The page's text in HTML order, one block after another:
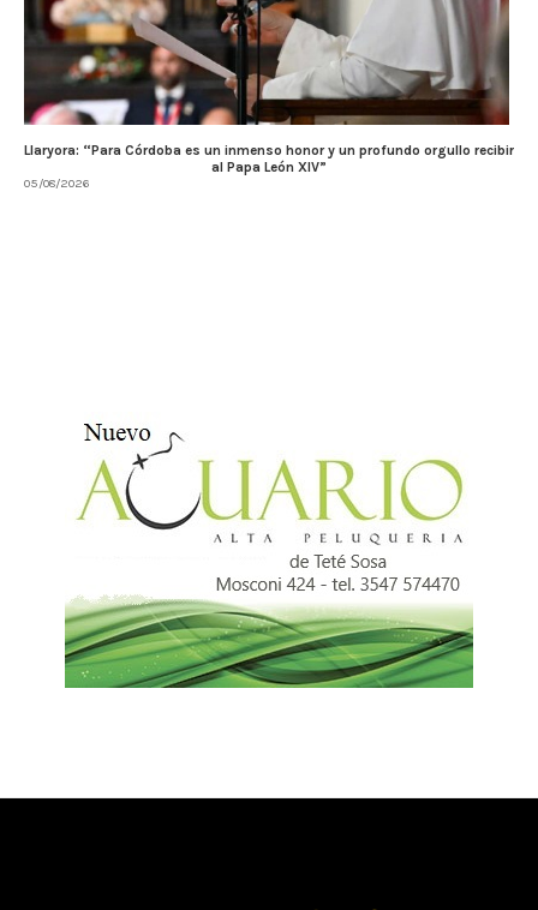
Llaryora: “Para Córdoba es un inmenso honor y un profundo orgullo recibir
al Papa León XIV”
05/08/2026